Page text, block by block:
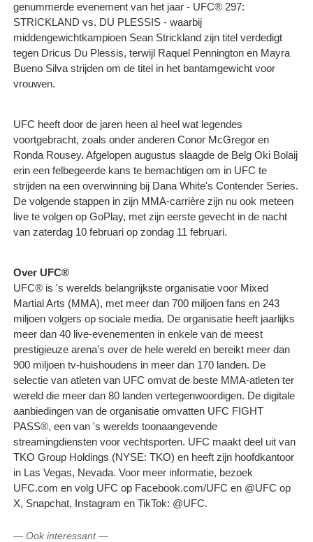
genummerde evenement van het jaar - UFC® 297:
STRICKLAND vs. DU PLESSIS - waarbij
middengewichtkampioen Sean Strickland zijn titel verdedigt
tegen Dricus Du Plessis, terwijl Raquel Pennington en Mayra
Bueno Silva strijden om de titel in het bantamgewicht voor
vrouwen.
UFC heeft door de jaren heen al heel wat legendes
voortgebracht, zoals onder anderen Conor McGregor en
Ronda Rousey. Afgelopen augustus slaagde de Belg Oki Bolaij
erin een felbegeerde kans te bemachtigen om in UFC te
strijden na een overwinning bij Dana White's Contender Series.
De volgende stappen in zijn MMA-carrière zijn nu ook meteen
live te volgen op GoPlay, met zijn eerste gevecht in de nacht
van zaterdag 10 februari op zondag 11 februari.
Over UFC®
UFC® is 's werelds belangrijkste organisatie voor Mixed
Martial Arts (MMA), met meer dan 700 miljoen fans en 243
miljoen volgers op sociale media. De organisatie heeft jaarlijks
meer dan 40 live-evenementen in enkele van de meest
prestigieuze arena's over de hele wereld en bereikt meer dan
900 miljoen tv-huishoudens in meer dan 170 landen. De
selectie van atleten van UFC omvat de beste MMA-atleten ter
wereld die meer dan 80 landen vertegenwoordigen. De digitale
aanbiedingen van de organisatie omvatten UFC FIGHT
PASS®, een van 's werelds toonaangevende
streamingdiensten voor vechtsporten. UFC maakt deel uit van
TKO Group Holdings (NYSE: TKO) en heeft zijn hoofdkantoor
in Las Vegas, Nevada. Voor meer informatie, bezoek
UFC.com en volg UFC op Facebook.com/UFC en @UFC op
X, Snapchat, Instagram en TikTok: @UFC.
— Ook interessant—